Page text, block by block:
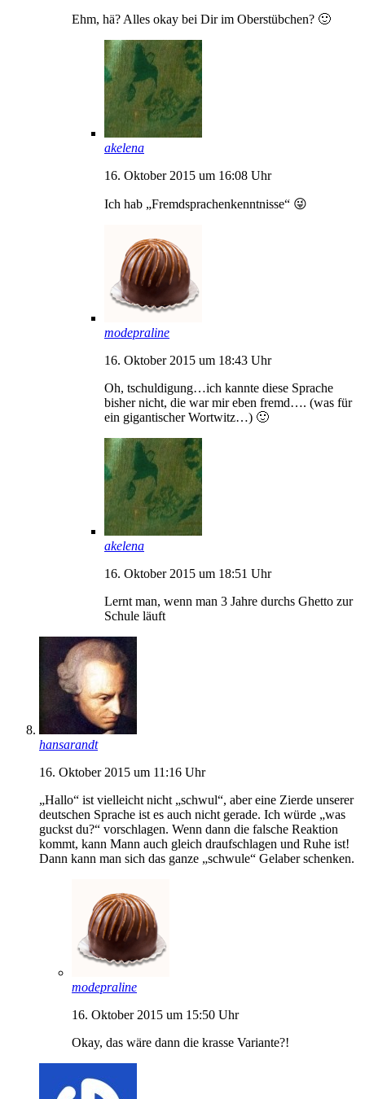
Ehm, hä? Alles okay bei Dir im Oberstübchen? 🙂
akelena
16. Oktober 2015 um 16:08 Uhr
Ich hab „Fremdsprachenkenntnisse“ 😜
modepraline
16. Oktober 2015 um 18:43 Uhr
Oh, tschuldigung…ich kannte diese Sprache
bisher nicht, die war mir eben fremd…. (was für
ein gigantischer Wortwitz…) 🙂
akelena
16. Oktober 2015 um 18:51 Uhr
Lernt man, wenn man 3 Jahre durchs Ghetto zur
Schule läuft
hansarandt
16. Oktober 2015 um 11:16 Uhr
„Hallo“ ist vielleicht nicht „schwul“, aber eine Zierde unserer
deutschen Sprache ist es auch nicht gerade. Ich würde „was
guckst du?“ vorschlagen. Wenn dann die falsche Reaktion
kommt, kann Mann auch gleich draufschlagen und Ruhe ist!
Dann kann man sich das ganze „schwule“ Gelaber schenken.
modepraline
16. Oktober 2015 um 15:50 Uhr
Okay, das wäre dann die krasse Variante?!